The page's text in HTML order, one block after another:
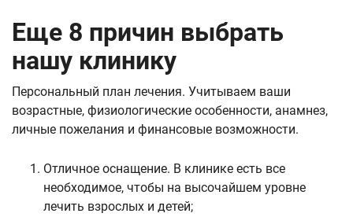
Еще 8 причин выбрать
нашу клинику
Персональный план лечения. Учитываем ваши
возрастные, физиологические особенности, анамнез,
личные пожелания и финансовые возможности.
Отличное оснащение. В клинике есть все
необходимое, чтобы на высочайшем уровне
лечить взрослых и детей;